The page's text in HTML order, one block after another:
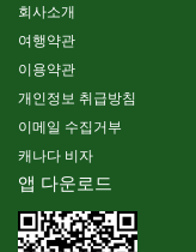
회사소개
여행약관
이용약관
개인정보 취급방침
이메일 수집거부
캐나다 비자
앱 다운로드